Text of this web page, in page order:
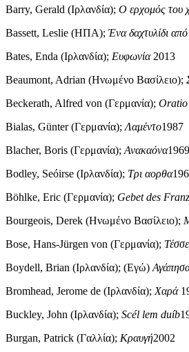
Barry, Gerald (Ιρλανδία); Ο ερχομός του
Bassett, Leslie (ΗΠΑ); Ένα δαχτυλίδι
Bates, Enda (Ιρλανδία); Ευφωνία2013
Beaumont, Adrian (Ηνωμένο Βασίλειο);
Beckerath, Alfred von (Γερμανία); Oratio
Bialas, Günter (Γερμανία); Λαμέντο1987
Blacher, Boris (Γερμανία); Ανακαόνα
Bodley, Seóirse (Ιρλανδία); Τρι αορθα
Böhlke, Eric (Γερμανία); Gebet des
Bourgeois, Derek (Ηνωμένο Βασίλειο);
Bose, Hans-Jürgen von (Γερμανία);
Boydell, Brian (Ιρλανδία); (Εγώ)
Bromhead, Jerome de (Ιρλανδία); Χαρά
Buckley, John (Ιρλανδία); Scél lem duíb
Burgan, Patrick (Γαλλία); Κραυγή2002